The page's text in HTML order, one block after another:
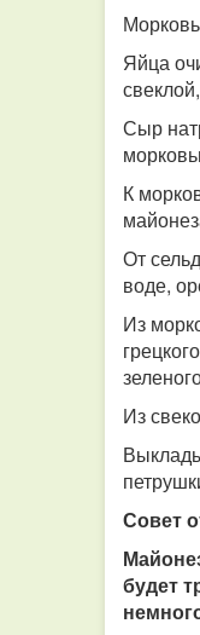
Яйца
Сыр
К
От
воде,
Из
Из
Совет
будет